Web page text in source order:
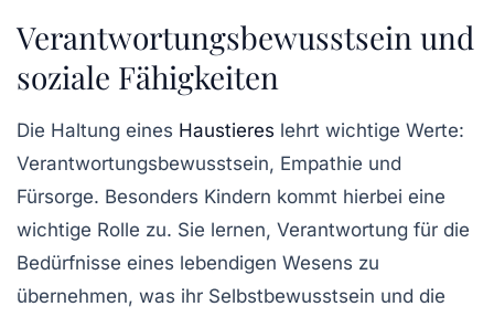
Verantwortungsbewusstsein und
soziale Fähigkeiten
Die Haltung eines Haustieres lehrt wichtige Werte:
Verantwortungsbewusstsein, Empathie und
Fürsorge. Besonders Kindern kommt hierbei eine
wichtige Rolle zu. Sie lernen, Verantwortung für die
Bedürfnisse eines lebendigen Wesens zu
übernehmen, was ihr Selbstbewusstsein und die